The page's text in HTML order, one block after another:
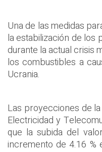
Una de las medidas
la estabilización de los
durante la actual crisis
los combustibles a
Ucrania.
Las proyecciones de
Electricidad y
que la subida del
incremento de 4.16